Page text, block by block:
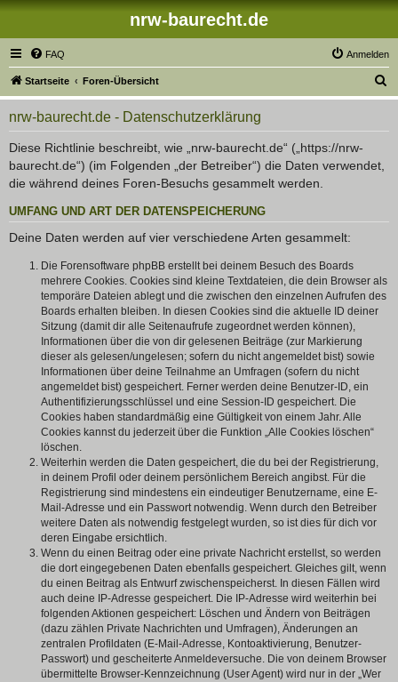
nrw-baurecht.de
FAQ Anmelden
Startseite Foren-Übersicht
u
nrw-baurecht.de - Datenschutzerklärung
Diese Richtlinie beschreibt, wie „nrw-baurecht.de“ („https://nrw-
baurecht.de“) (im Folgenden „der Betreiber“) die Daten verwendet,
die während deines Foren-Besuchs gesammelt werden.
UMFANG UND ART DER DATENSPEICHERUNG
Deine Daten werden auf vier verschiedene Arten gesammelt:
Die Forensoftware phpBB erstellt bei deinem Besuch des Boards
mehrere Cookies. Cookies sind kleine Textdateien, die dein Browser als
temporäre Dateien ablegt und die zwischen den einzelnen Aufrufen des
Boards erhalten bleiben. In diesen Cookies sind die aktuelle ID deiner
Sitzung (damit dir alle Seitenaufrufe zugeordnet werden können),
Informationen über die von dir gelesenen Beiträge (zur Markierung
dieser als gelesen/ungelesen; sofern du nicht angemeldet bist) sowie
Informationen über deine Teilnahme an Umfragen (sofern du nicht
angemeldet bist) gespeichert. Ferner werden deine Benutzer-ID, ein
Authentifizierungsschlüssel und eine Session-ID gespeichert. Die
Cookies haben standardmäßig eine Gültigkeit von einem Jahr. Alle
Cookies kannst du jederzeit über die Funktion „Alle Cookies löschen“
löschen.
Weiterhin werden die Daten gespeichert, die du bei der Registrierung,
in deinem Profil oder deinem persönlichem Bereich angibst. Für die
Registrierung sind mindestens ein eindeutiger Benutzername, eine E-
Mail-Adresse und ein Passwort notwendig. Wenn durch den Betreiber
weitere Daten als notwendig festgelegt wurden, so ist dies für dich vor
deren Eingabe ersichtlich.
Wenn du einen Beitrag oder eine private Nachricht erstellst, so werden
die dort eingegebenen Daten ebenfalls gespeichert. Gleiches gilt, wenn
du einen Beitrag als Entwurf zwischenspeicherst. In diesen Fällen wird
auch deine IP-Adresse gespeichert. Die IP-Adresse wird weiterhin bei
folgenden Aktionen gespeichert: Löschen und Ändern von Beiträgen
(dazu zählen Private Nachrichten und Umfragen), Änderungen an
zentralen Profildaten (E-Mail-Adresse, Kontoaktivierung, Benutzer-
Passwort) und gescheiterte Anmeldeversuche. Die von deinem Browser
übermittelte Browser-Kennzeichnung (User Agent) wird nur in der „Wer